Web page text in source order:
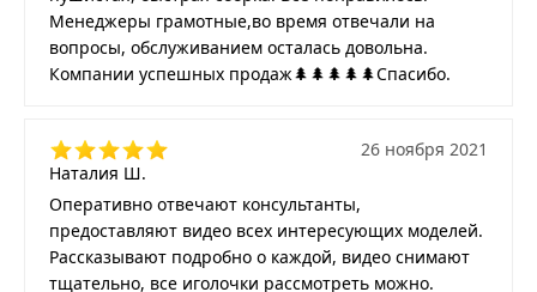
Менеджеры грамотные,во время отвечали на
вопросы, обслуживанием осталась довольна.
Компании успешных продаж🌲🌲🌲🌲🌲Спасибо.
Наталия Ш.
26 ноября 2021
Оперативно отвечают консультанты,
предоставляют видео всех интересующих моделей.
Рассказывают подробно о каждой, видео снимают
тщательно, все иголочки рассмотреть можно.